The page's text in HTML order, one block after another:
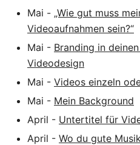
Mai - „Wie gut muss
Videoaufnahmen sein?“
Mai - Branding in
Videodesign
Mai - Videos einzeln
Mai - Mein Background
April - Untertitel für
April - Wo du gute